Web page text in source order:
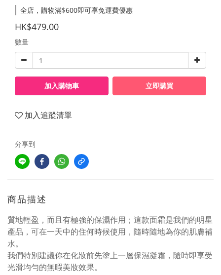
全店，購物滿$600即可享免運費優惠
HK$479.00
數量
加入購物車 立即購買
加入追蹤清單
分享到
商品描述
質地輕盈，而且有極強的保濕作用；這款面霜是我們的明星
產品，可在一天中的住何時候使用，隨時隨地為你的肌膚補
水。
我們特別建議你在化妝前先塗上一層保濕凝霜，隨時即享受
光滑均勻的無暇美妝效果。